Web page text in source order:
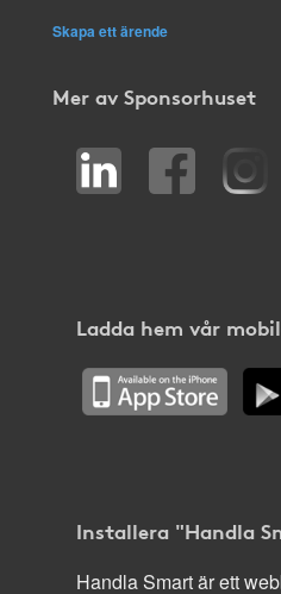
Skapa ett ärende
Mer av Sponsorhuset
Ladda hem vår
Installera "Handla
Handla Smart är ett